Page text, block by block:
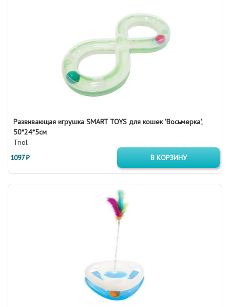
Развивающая игрушка SMART TOYS для кошек "Восьмерка",
50*24*5см
Triol
1097 ₽
В КОРЗИНУ